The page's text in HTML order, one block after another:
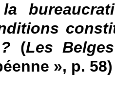
(Les Belges
», p. 58)